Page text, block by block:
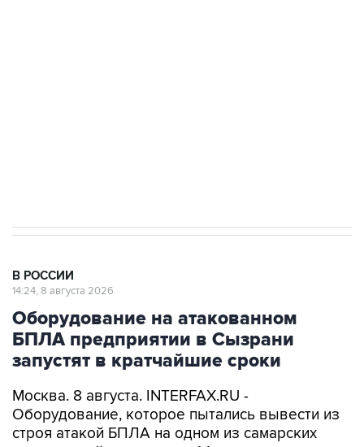
В РОССИИ
14:24, 8 августа 2026
Оборудование на атакованном
БПЛА предприятии в Сызрани
запустят в кратчайшие сроки
Москва. 8 августа. INTERFAX.RU -
Оборудование, которое пытались вывести из
строя атакой БПЛА на одном из самарских